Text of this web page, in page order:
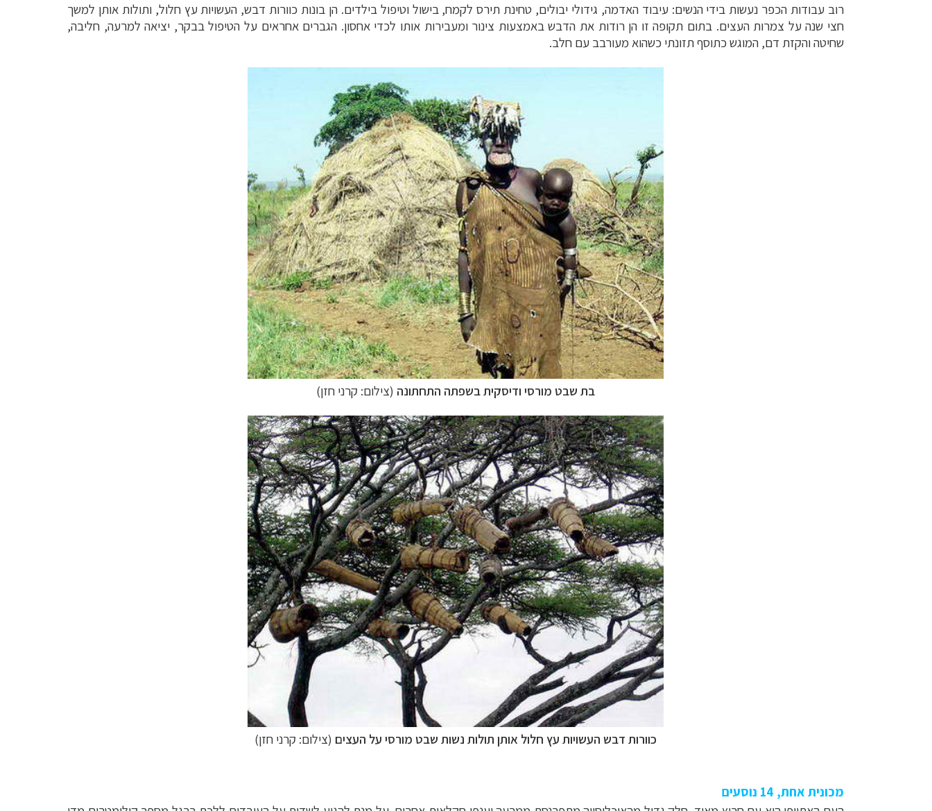
רוב עבודות הכפר נעשות בידי הנשים: עיבוד האדמה, גידולי יבולים, טחינת תירס לקמח, בישול וטיפול בילדים. הן בונות כוורות דבש, העשויות עץ חלול, ותולות אותן למשך
חצי שנה על צמרות העצים. בתום תקופה זו הן רודות את הדבש באמצעות צינור ומעבירות אותו לכדי אחסון. הגברים אחראים על הטיפול בבקר, יציאה למרעה, חליבה,
שחיטה והקזת דם, המוגש כתוסף תזונתי כשהוא מעורבב עם חלב.
בת שבט מורסי ודיסקית בשפתה התחתונה (צילום: קרני חזן)
כוורות דבש העשויות עץ חלול אותן תולות נשות שבט מורסי על העצים (צילום: קרני חזן)
מכונית אחת, 14 נוסעים